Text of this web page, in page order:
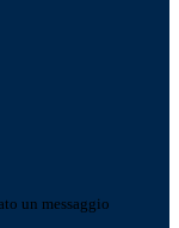
un messaggio